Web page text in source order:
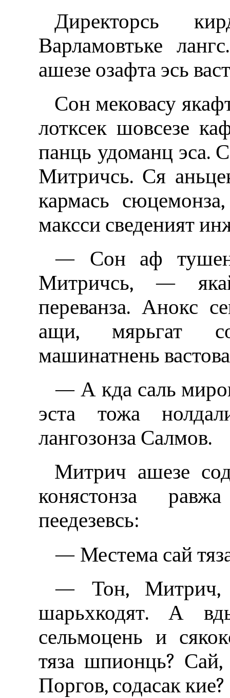
Директорсь
Варламовтьке
ашезе озафта эсь
Сон мековасу
лотксек шовсезе
панць удоманц эса.
Митричсь. Ся
кармась
максси сведеният
— Сон аф
Митричсь, —
переванза. Анокс
ащи, мярьгат
машинатнень
— А кда саль
эста тожа
лангозонза Салмов.
Митрич ашезе
конястонза
пеедезевсь:
— Местема сай
— Тон, Митрич,
шарьхкодят. А
сельмоцень и
тяза шпионць?
Поргов, содасак кие?